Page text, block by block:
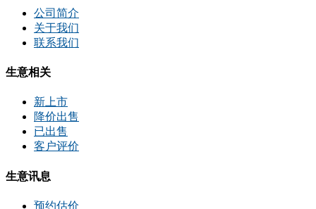
公司简介
关于我们
联系我们
生意相关
新上市
降价出售
已出售
客户评价
生意讯息
预约估价